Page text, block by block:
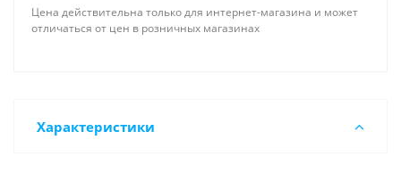
Цена действительна только для интернет-магазина и может
отличаться от цен в розничных магазинах
Характеристики